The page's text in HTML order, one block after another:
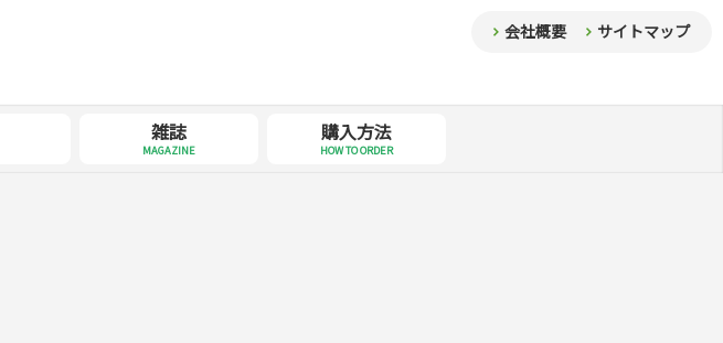
会社概要 サイトマップ
雑誌
MAGAZINE
購入方法
HOW TO ORDER